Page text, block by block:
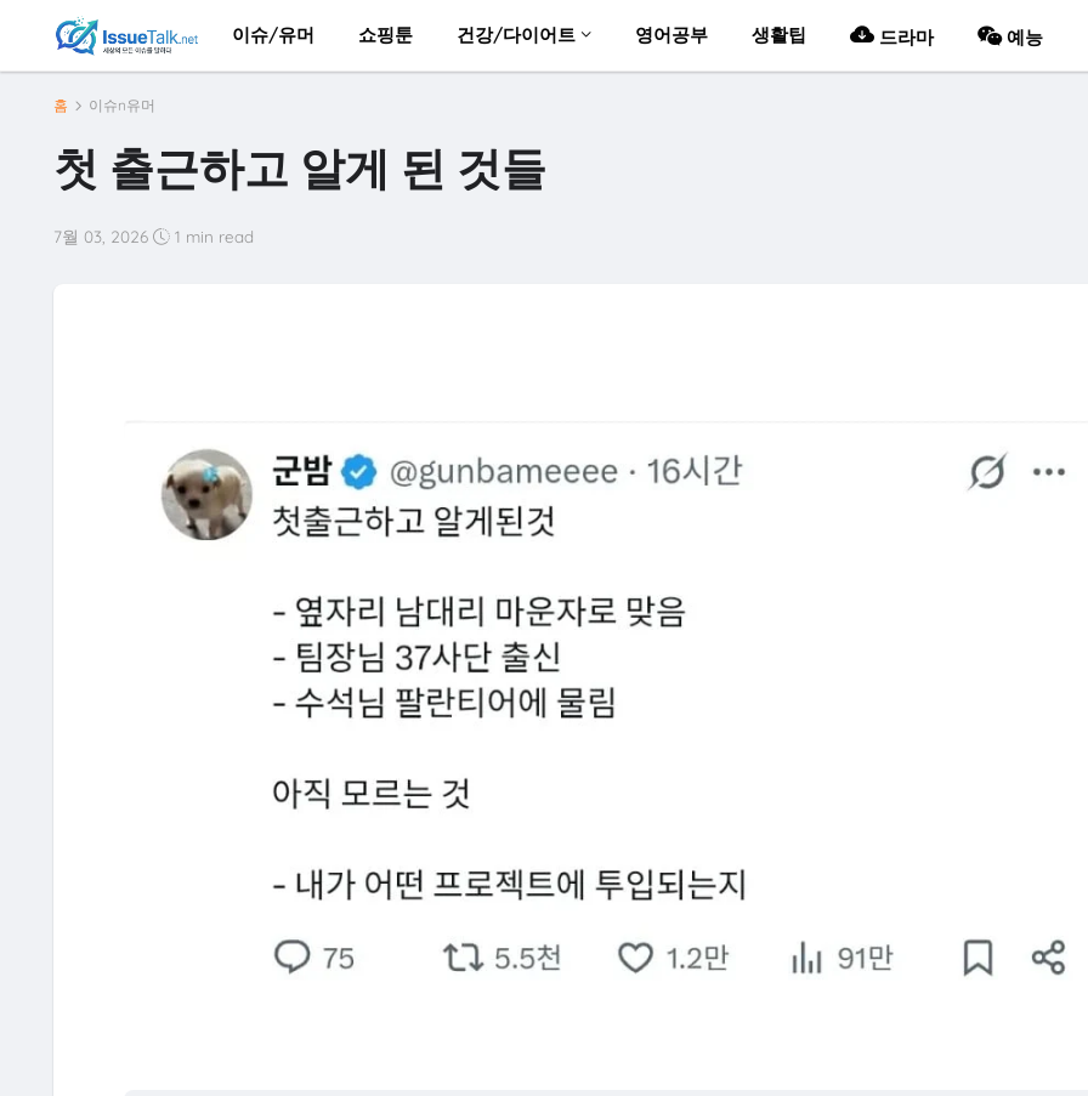
이슈/유머 쇼핑툰 건강/다이어트 영어공부 생활팁 드라마 예능
홈 이슈n유머
첫 출근하고 알게 된 것들
7월 03, 2026 1 min read